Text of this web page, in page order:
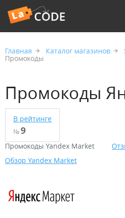
Главная Каталог магазинов
Промокоды
Промокоды
В рейтинге
№9
Промокоды Yandex Market
Обзор Yandex Market